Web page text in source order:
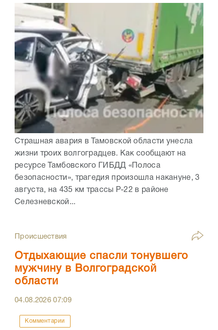
Страшная авария в Тамовской области унесла
жизни троих волгоградцев. Как сообщают на
ресурсе Тамбовского ГИБДД «Полоса
безопасности», трагедия произошла накануне, 3
августа, на 435 км трассы Р-22 в районе
Селезневской...
Происшествия
Отдыхающие спасли тонувшего
мужчину в Волгоградской
области
04.08.202607:09
Комментарии